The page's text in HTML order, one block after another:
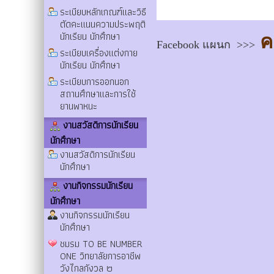
ระเบียบหลักเกณฑ์และวิธี
ตัดคะแนนความประพฤติ
นักเรียน นักศึกษา
ระเบียบเครื่องแต่งกาย
นักเรียน นักศึกษา
ระเบียบการออกนอก
สถานศึกษาและการใช้
ยานพาหนะ
งานสวัสดิการนักเรียน
นักศึกษา
งานสวัสดิการนักเรียน
นักศึกษา
งานกิจกรรมนักเรียน
นักศึกษา
งานกิจกรรมนักเรียน
นักศึกษา
ชมรม TO BE NUMBER
ONE วิทยาลัยการอาชีพ
วังไกลกังวล ๒
Facebook แผนก >>>